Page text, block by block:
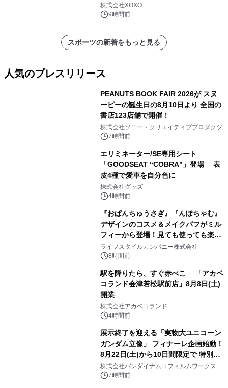
株式会社XOXO
9時間前
スポーツの新着をもっと見る
人気のプレスリリース
PEANUTS BOOK FAIR 2026が スヌ
ーピーの誕生日の8月10日より 全国の
書店123店舗で開催！
株式会社ソニー・クリエイティブプロダクツ
7時間前
エリミネーター/SE専用シート
「GOODSEAT “COBRA”」登場 表
皮4種で愛車を自分色に
株式会社グッズ
4時間前
『おぱんちゅうさぎ』『んぽちゃむ』
デザインのコスメ＆メイクパフがミル
フィーから登場！見ても使っても楽し
い、ポップでキュートなコレクショ
ン。
ライフスタイルカンパニー株式会社
8時間前
駅を降りたら、すぐ赤べこ 「アカベ
コランド会津若松駅前店」8月8日(土)
開業
株式会社アカベコランド
4時間前
展示終了を迎える「実物大ユニコーン
ガンダム立像」 フィナーレ企画始動！
8月22日(土)から10日間限定で 特別映
像『UNICORN GUNDAM Statue ―
BEYOND POSSIBILITY ―』を上映！
株式会社バンダイナムコフィルムワークス
7時間前